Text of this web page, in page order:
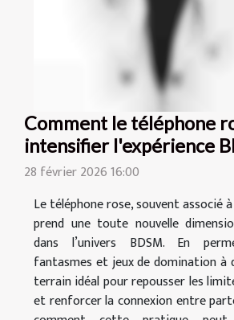
Comment le téléphone
intensifier l'expérience
28 février 2026 16:00
Le téléphone rose, souvent associé
prend une toute nouvelle
dans l’univers BDSM. En
fantasmes et jeux de domination à
terrain idéal pour repousser les
et renforcer la connexion entre